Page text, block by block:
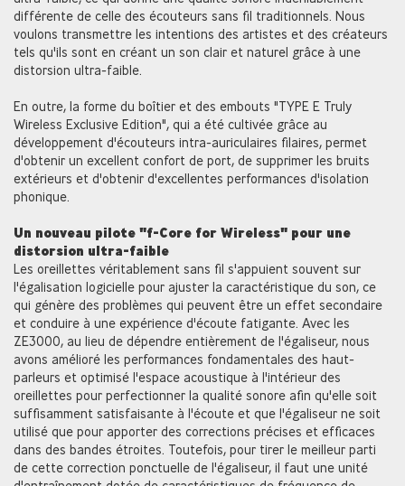
différente de celle des écouteurs sans fil traditionnels. Nous
voulons transmettre les intentions des artistes et des créateurs
tels qu'ils sont en créant un son clair et naturel grâce à une
distorsion ultra-faible.
En outre, la forme du boîtier et des embouts "TYPE E Truly
Wireless Exclusive Edition", qui a été cultivée grâce au
développement d'écouteurs intra-auriculaires filaires, permet
d'obtenir un excellent confort de port, de supprimer les bruits
extérieurs et d'obtenir d'excellentes performances d'isolation
phonique.
Un nouveau pilote "f-Core for Wireless" pour une
distorsion ultra-faible
Les oreillettes véritablement sans fil s'appuient souvent sur
l'égalisation logicielle pour ajuster la caractéristique du son, ce
qui génère des problèmes qui peuvent être un effet secondaire
et conduire à une expérience d'écoute fatigante. Avec les
ZE3000, au lieu de dépendre entièrement de l'égaliseur, nous
avons amélioré les performances fondamentales des haut-
parleurs et optimisé l'espace acoustique à l'intérieur des
oreillettes pour perfectionner la qualité sonore afin qu'elle soit
suffisamment satisfaisante à l'écoute et que l'égaliseur ne soit
utilisé que pour apporter des corrections précises et efficaces
dans des bandes étroites. Toutefois, pour tirer le meilleur parti
de cette correction ponctuelle de l'égaliseur, il faut une unité